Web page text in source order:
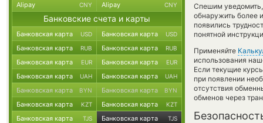
Спешим
обнаружить более
появились
понятной
Применяйте
использования
Если текущие
при появлении
отсутствия
обменов через
Alipay CNY Alipay CNY
Банковские счета и карты
Банковская карта USD Банковская карта USD
Банковская карта RUB Банковская карта RUB
Банковская карта EUR Банковская карта EUR
Банковская карта UAH Банковская карта UAH
Банковская карта BYN Банковская карта BYN
Банковская карта KZT Банковская карта KZT
Банковская карта TJS Банковская карта TJS